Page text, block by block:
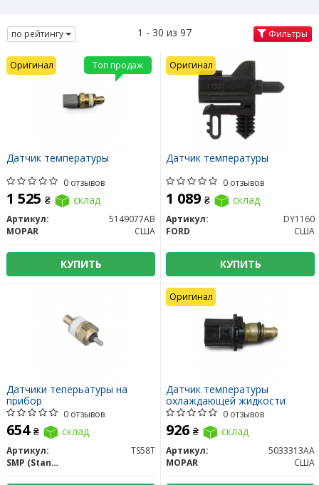
по рейтингу 1 - 30 из 97 Фильтры
Датчик температуры
0 отзывов
1 525 ₴ склад
Артикул:
5149077AB
MOPAR
США
КУПИТЬ
Топ продаж
Оригинал
Датчик температуры
0 отзывов
1 089 ₴ склад
Артикул:
DY1160
FORD
США
КУПИТЬ
Оригинал
Датчики теперьатуры на
прибор
0 отзывов
654 ₴ склад
Артикул:
TS58T
SMP (Standard Motors Products)
Датчик температуры
охлаждающей жидкости
0 отзывов
926 ₴ склад
Артикул:
5033313AA
MOPAR
США
Оригинал